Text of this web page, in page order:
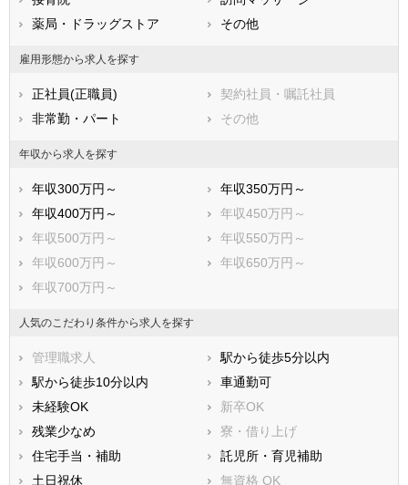
薬局・ドラッグストア
その他
雇用形態から求人を探す
正社員(正職員)
契約社員・嘱託社員
非常勤・パート
その他
年収から求人を探す
年収300万円～
年収350万円～
年収400万円～
年収450万円～
年収500万円～
年収550万円～
年収600万円～
年収650万円～
年収700万円～
人気のこだわり条件から求人を探す
管理職求人
駅から徒歩5分以内
駅から徒歩10分以内
車通勤可
未経験OK
新卒OK
残業少なめ
寮・借り上げ
住宅手当・補助
託児所・育児補助
土日祝休
無資格 OK